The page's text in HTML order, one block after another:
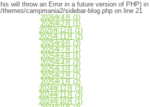
will throw an Error in a future version of PHP) in
themes/campmania2/sidebar-blog.phpon line 21
2026年4月 (1)
2026年2月 (1)
2025年12月 (1)
2025年11月 (2)
2025年9月 (3)
2025年7月 (1)
2025年6月 (1)
2025年4月 (3)
2025年3月 (5)
2025年2月 (7)
2025年1月 (2)
2024年12月 (3)
2024年11月 (3)
2024年10月 (1)